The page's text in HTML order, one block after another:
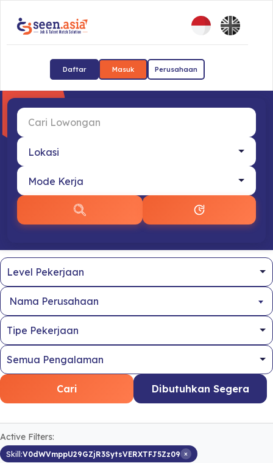
Daftar Masuk Perusahaan
Nama Perusahaan
Cari Dibutuhkan Segera
Active Filters:
Skill:V0dWVmppU29GZjR3SytsVERXTFJ5Zz09 ×